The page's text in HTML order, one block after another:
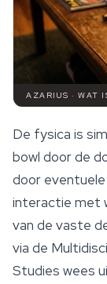
AZARIUS · WAT
De fysica is
bowl door de
door eventuele
interactie met
van de vaste
via de
Studies wees